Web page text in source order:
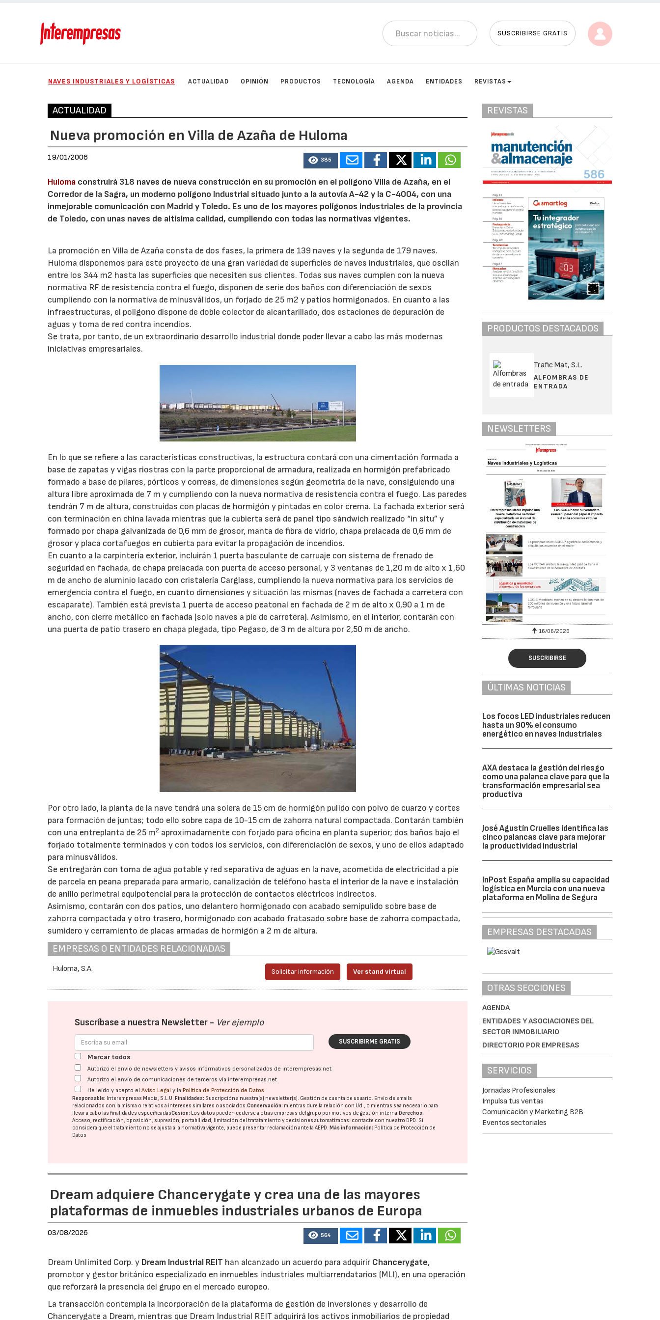
SUSCRIBIRSE GRATIS
NAVES INDUSTRIALES Y LOGÍSTICAS ACTUALIDAD OPINIÓN PRODUCTOS TECNOLOGÍA AGENDA ENTIDADES REVISTAS
ACTUALIDAD
Nueva promoción en Villa de Azaña de Huloma
19/01/2006 385
Huloma construirá 318 naves de nueva construcción en su promoción en el polígono Villa de Azaña, en el
Corredor de la Sagra, un moderno polígono Industrial situado junto a la autovía A-42 y la C-4004, con una
inmejorable comunicación con Madrid y Toledo. Es uno de los mayores polígonos industriales de la provincia
de Toledo, con unas naves de altísima calidad, cumpliendo con todas las normativas vigentes.
La promoción en Villa de Azaña consta de dos fases, la primera de 139 naves y la segunda de 179 naves.
Huloma disponemos para este proyecto de una gran variedad de superficies de naves industriales, que oscilan
entre los 344 m2 hasta las superficies que necesiten sus clientes. Todas sus naves cumplen con la nueva
normativa RF de resistencia contra el fuego, disponen de serie dos baños con diferenciación de sexos
cumpliendo con la normativa de minusválidos, un forjado de 25 m2 y patios hormigonados. En cuanto a las
infraestructuras, el polígono dispone de doble colector de alcantarillado, dos estaciones de depuración de
aguas y toma de red contra incendios.
Se trata, por tanto, de un extraordinario desarrollo industrial donde poder llevar a cabo las más modernas
iniciativas empresariales.
En lo que se refiere a las características constructivas, la estructura contará con una cimentación formada a
base de zapatas y vigas riostras con la parte proporcional de armadura, realizada en hormigón prefabricado
formado a base de pilares, pórticos y correas, de dimensiones según geometría de la nave, consiguiendo una
altura libre aproximada de 7 m y cumpliendo con la nueva normativa de resistencia contra el fuego. Las paredes
tendrán 7 m de altura, construidas con placas de hormigón y pintadas en color crema. La fachada exterior será
con terminación en china lavada mientras que la cubierta será de panel tipo sándwich realizado “in situ” y
formado por chapa galvanizada de 0,6 mm de grosor, manta de fibra de vidrio, chapa prelacada de 0,6 mm de
grosor y placa cortafuegos en cubierta para evitar la propagación de incendios.
En cuanto a la carpintería exterior, incluirán 1 puerta basculante de carruaje con sistema de frenado de
seguridad en fachada, de chapa prelacada con puerta de acceso personal, y 3 ventanas de 1,20 m de alto x 1,60
m de ancho de aluminio lacado con cristalería Carglass, cumpliendo la nueva normativa para los servicios de
emergencia contra el fuego, en cuanto dimensiones y situación las mismas (naves de fachada a carretera con
escaparate). También está prevista 1 puerta de acceso peatonal en fachada de 2 m de alto x 0,90 a 1 m de
ancho, con cierre metálico en fachada (solo naves a pie de carretera). Asimismo, en el interior, contarán con
una puerta de patio trasero en chapa plegada, tipo Pegaso, de 3 m de altura por 2,50 m de ancho.
Por otro lado, la planta de la nave tendrá una solera de 15 cm de hormigón pulido con polvo de cuarzo y cortes
para formación de juntas; todo ello sobre capa de 10-15 cm de zahorra natural compactada. Contarán también
con una entreplanta de 25 m2 aproximadamente con forjado para oficina en planta superior; dos baños bajo el
forjado totalmente terminados y con todos los servicios, con diferenciación de sexos, y uno de ellos adaptado
para minusválidos.
Se entregarán con toma de agua potable y red separativa de aguas en la nave, acometida de electricidad a pie
de parcela en peana preparada para armario, canalización de teléfono hasta el interior de la nave e instalación
de anillo perimetral equipotencial para la protección de contactos eléctricos indirectos.
Asimismo, contarán con dos patios, uno delantero hormigonado con acabado semipulido sobre base de
zahorra compactada y otro trasero, hormigonado con acabado fratasado sobre base de zahorra compactada,
sumidero y cerramiento de placas armadas de hormigón a 2 m de altura.
EMPRESAS O ENTIDADES RELACIONADAS
Huloma, S.A. Solicitar información Ver stand virtual
Suscríbase a nuestra Newsletter - Ver ejemplo
SUSCRIBIRME GRATIS
Marcar todos
Autorizo el envío de newsletters y avisos informativos personalizados de interempresas.net
Autorizo el envío de comunicaciones de terceros vía interempresas.net
He leído y acepto elAviso Legal y la Política de Protección de Datos
Responsable: Interempresas Media, S.L.U.Finalidades: Suscripción a nuestra(s) newsletter(s). Gestión de cuenta de usuario. Envío de emails
relacionados con la misma o relativos a intereses similares o asociados.Conservación: mientras dure la relación con Ud., o mientras sea necesario para
llevar a cabo las finalidades especificadasCesión: Los datos pueden cederse a otras empresas del grupo por motivos de gestión interna.Derechos:
Acceso, rectificación, oposición, supresión, portabilidad, limitación del tratatamiento y decisiones automatizadas: contacte con nuestro DPD. Si
considera que el tratamiento no se ajusta a la normativa vigente, puede presentar reclamación ante laAEPD.Más información: Política de Protección de
Datos
Dream adquiere Chancerygate y crea una de las mayores
plataformas de inmuebles industriales urbanos de Europa
03/08/2026 564
Dream Unlimited Corp. y Dream Industrial REIT han alcanzado un acuerdo para adquirir Chancerygate,
promotor y gestor británico especializado en inmuebles industriales multiarrendatarios (MLI), en una operación
que reforzará la presencia del grupo en el mercado europeo.
La transacción contempla la incorporación de la plataforma de gestión de inversiones y desarrollo de
Chancerygate a Dream, mientras que Dream Industrial REIT adquirirá los activos inmobiliarios de propiedad
REVISTAS
PRODUCTOS DESTACADOS
Trafic Mat, S.L.
ALFOMBRAS DE
ENTRADA
NEWSLETTERS
16/06/2026 21/07/2026 16/06/2026
SUSCRIBIRSE
ÚLTIMAS NOTICIAS
Los focos LED industriales reducen
hasta un 90% el consumo
energético en naves industriales
AXA destaca la gestión del riesgo
como una palanca clave para que la
transformación empresarial sea
productiva
José Agustín Cruelles identifica las
cinco palancas clave para mejorar
la productividad industrial
InPost España amplía su capacidad
logística en Murcia con una nueva
plataforma en Molina de Segura
EMPRESAS DESTACADAS
OTRAS SECCIONES
AGENDA
ENTIDADES Y ASOCIACIONES DEL
SECTOR INMOBILIARIO
DIRECTORIO POR EMPRESAS
SERVICIOS
Jornadas Profesionales
Impulsa tus ventas
Comunicación y Marketing B2B
Eventos sectoriales